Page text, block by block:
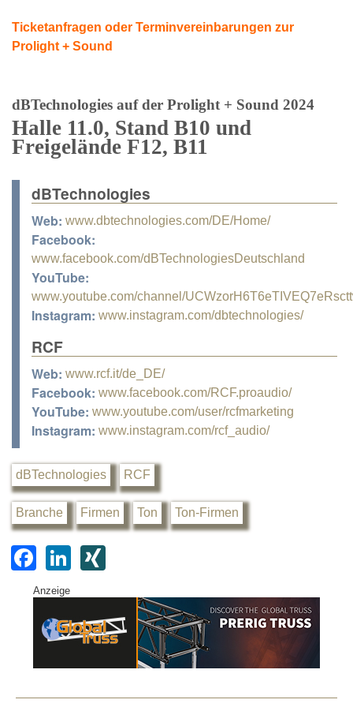
Ticketanfragen oder Terminvereinbarungen zur
Prolight + Sound
dBTechnologies auf der Prolight + Sound 2024
Halle 11.0, Stand B10 und
Freigelände F12, B11
dBTechnologies
Web: www.dbtechnologies.com/DE/Home/
Facebook:
www.facebook.com/dBTechnologiesDeutschland
YouTube:
www.youtube.com/channel/
Instagram: www.instagram.com/dbtechnologies/
RCF
Web: www.rcf.it/de_DE/
Facebook: www.facebook.com/RCF.proaudio/
YouTube: www.youtube.com/user/rcfmarketing
Instagram: www.instagram.com/rcf_audio/
dBTechnologies RCF
Branche Firmen Ton Ton-Firmen
F
a
c
e
Li
k
e
G
Anzeige